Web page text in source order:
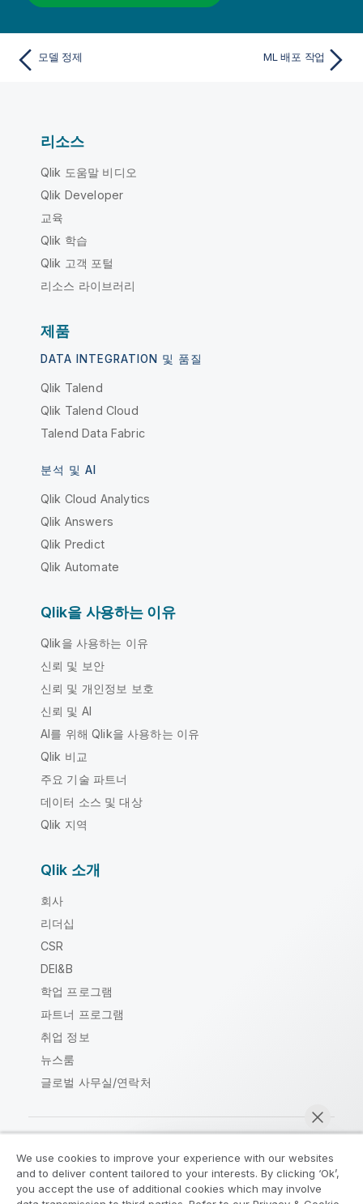
모델 정제 ML 배포 작업
리소스
Qlik 도움말 비디오
Qlik Developer
교육
Qlik 학습
Qlik 고객 포털
리소스 라이브러리
제품
DATA INTEGRATION 및 품질
Qlik Talend
Qlik Talend Cloud
Talend Data Fabric
분석 및 AI
Qlik Cloud Analytics
Qlik Answers
Qlik Predict
Qlik Automate
Qlik을 사용하는 이유
Qlik을 사용하는 이유
신뢰 및 보안
신뢰 및 개인정보 보호
신뢰 및 AI
AI를 위해 Qlik을 사용하는 이유
Qlik 비교
주요 기술 파트너
데이터 소스 및 대상
Qlik 지역
Qlik 소개
회사
리더십
CSR
DEI&B
학업 프로그램
파트너 프로그램
취업 정보
뉴스룸
글로벌 사무실/연락처
Qlik Community
We use cookies to improve your experience with our websites
and to deliver content tailored to your interests. By clicking ‘Ok’,
you accept the use of additional cookies which may involve